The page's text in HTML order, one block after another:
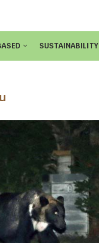
SUSTAINABILITY